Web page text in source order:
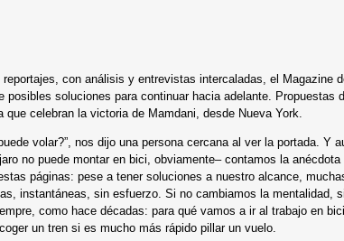
con análisis y entrevistas intercaladas, el Magazine
posibles soluciones para continuar hacia adelante. Propuestas
que celebran la victoria de Mamdani, desde Nueva York.
volar?”, nos dijo una persona cercana al ver la portada. Y
no puede montar en bici, obviamente– contamos la anécdota
páginas: pese a tener soluciones a nuestro alcance,
instantáneas, sin esfuerzo. Si no cambiamos la mentalidad,
como hace décadas: para qué vamos a ir al trabajo en
un tren si es mucho más rápido pillar un vuelo.